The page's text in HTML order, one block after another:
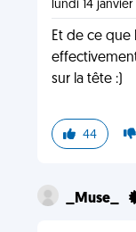
lundi 14 janvier
Et de ce
sur la tête :)
44
_Muse_